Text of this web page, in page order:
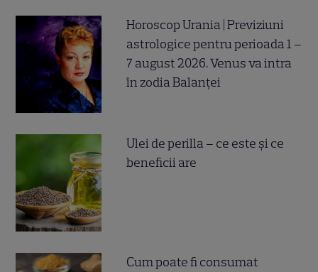
Horoscop Urania | Previziuni
astrologice pentru perioada 1 –
7 august 2026. Venus va intra
în zodia Balanței
Ulei de perilla – ce este și ce
beneficii are
Cum poate fi consumat